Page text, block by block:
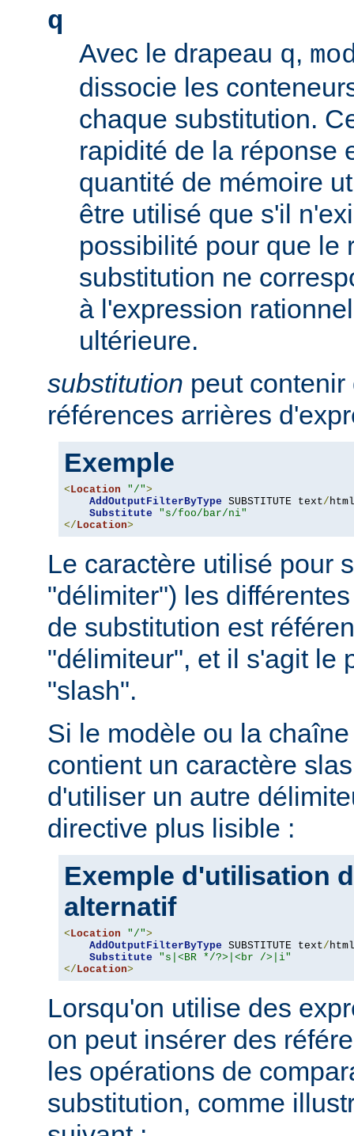
q
Avec le drapeau q,
dissocie les
chaque substitution.
rapidité de la réponse
quantité de mémoire
être utilisé que s'il
possibilité pour que le
substitution ne
à l'expression
ultérieure.
substitution peut
références arrières
Exemple
< Location "/">
AddOutputFilterByType SUBSTITUTE text/ html
Substitute
"s/foo/bar/ni"
</ Location>
Le caractère utilisé pour
"délimiter") les
de substitution est
"délimiteur", et il s'agit le
"slash".
Si le modèle ou la
contient un caractère
d'utiliser un autre
directive plus lisible :
Exemple d'utilisation
alternatif
< Location "/">
AddOutputFilterByType SUBSTITUTE text/ html
Substitute
"s|<BR */?>|<br />|i"
</ Location>
Lorsqu'on utilise des
on peut insérer des
les opérations de
substitution, comme